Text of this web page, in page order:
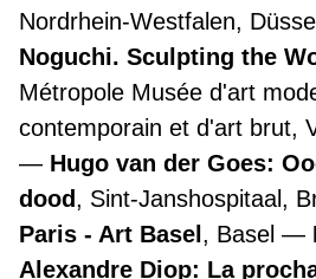
Nordrhein-Westfalen,
Noguchi. Sculpting the
Métropole Musée d'art
contemporain et d'art brut,
Hugo van der Goes:
dood, Sint-Janshospitaal,
Paris - Art Basel , Basel
Alexandre Diop: La